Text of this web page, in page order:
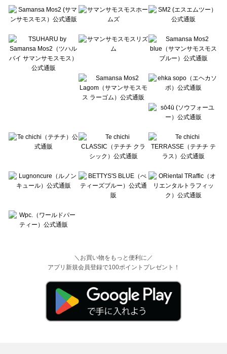
Te chichi（テチチ）のアウター一覧
Te chichi CLASSIC（テチチ クラシック）のアウター一覧
Lugnoncure（ルノンキュール）のアウター一覧
BETTY'S BLUE（べティーズブルー）のアウター一覧
Wpc.（ワールドパーティー）のアウター一覧
＼お買い物をもっと便利に／
アプリ新規会員登録で100ポイントプレゼント！